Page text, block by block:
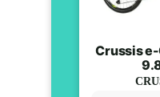
Crussis